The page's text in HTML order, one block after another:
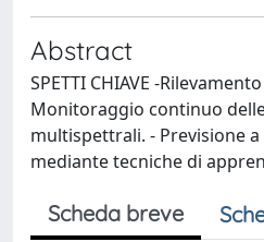
Abstract
SPETTI CHIAVE -
Monitoraggio continuo
multispettrali. - Previsione
mediante tecniche di
Scheda breve